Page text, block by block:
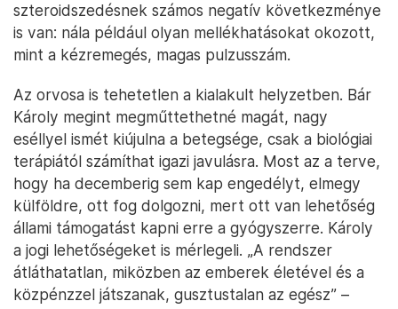
szteroidszedésnek számos negatív következménye
is van: nála például olyan mellékhatásokat okozott,
mint a kézremegés, magas pulzusszám.
Az orvosa is tehetetlen a kialakult helyzetben. Bár
Károly megint megműttethetné magát, nagy
eséllyel ismét kiújulna a betegsége, csak a biológiai
terápiától számíthat igazi javulásra. Most az a terve,
hogy ha decemberig sem kap engedélyt, elmegy
külföldre, ott fog dolgozni, mert ott van lehetőség
állami támogatást kapni erre a gyógyszerre. Károly
a jogi lehetőségeket is mérlegeli. „A rendszer
átláthatatlan, miközben az emberek életével és a
közpénzzel játszanak, gusztustalan az egész” –